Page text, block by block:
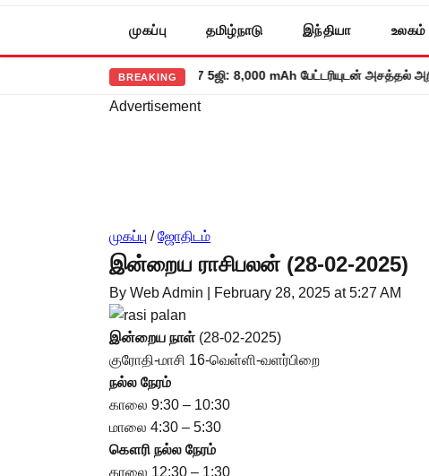
முகப்பு தமிழ்நாடு இந்தியா உலகம்
BREAKING
களமிறங்கிய ரெட்மி நோட் 17 5ஜி: 8,000 mAh பேட்டரியுடன் அசத்தல் அறிமுகம்!
Advertisement
முகப்பு / ஜோதிடம்
இன்றைய ராசிபலன் (28-02-2025)
By Web Admin February 28, 2025 at 5:27 AM
இன்றைய நாள் (28-02-2025)
குரோதி-மாசி 16-வெள்ளி-வளர்பிறை
நல்ல நேரம்
காலை 9:30 – 10:30
மாலை 4:30 – 5:30
கௌரி நல்ல நேரம்
காலை 12:30 – 1:30